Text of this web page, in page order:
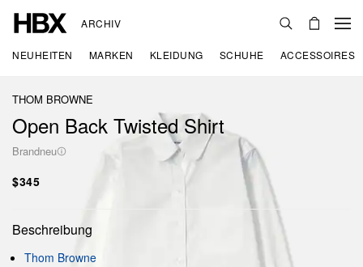
ARCHIV
NEUHEITEN MARKEN KLEIDUNG SCHUHE ACCESSOIRES
THOM BROWNE
Open Back Twisted Shirt
Brandneu
$345
Beschreibung
Thom Browne